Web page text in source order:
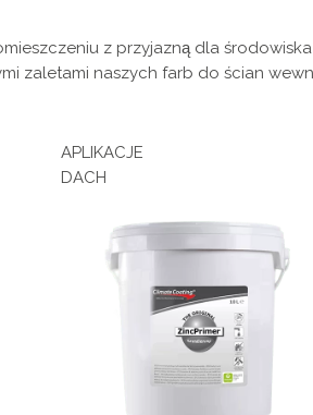
z przyjazną dla
zaletami naszych farb do ścian
APLIKACJE
DACH